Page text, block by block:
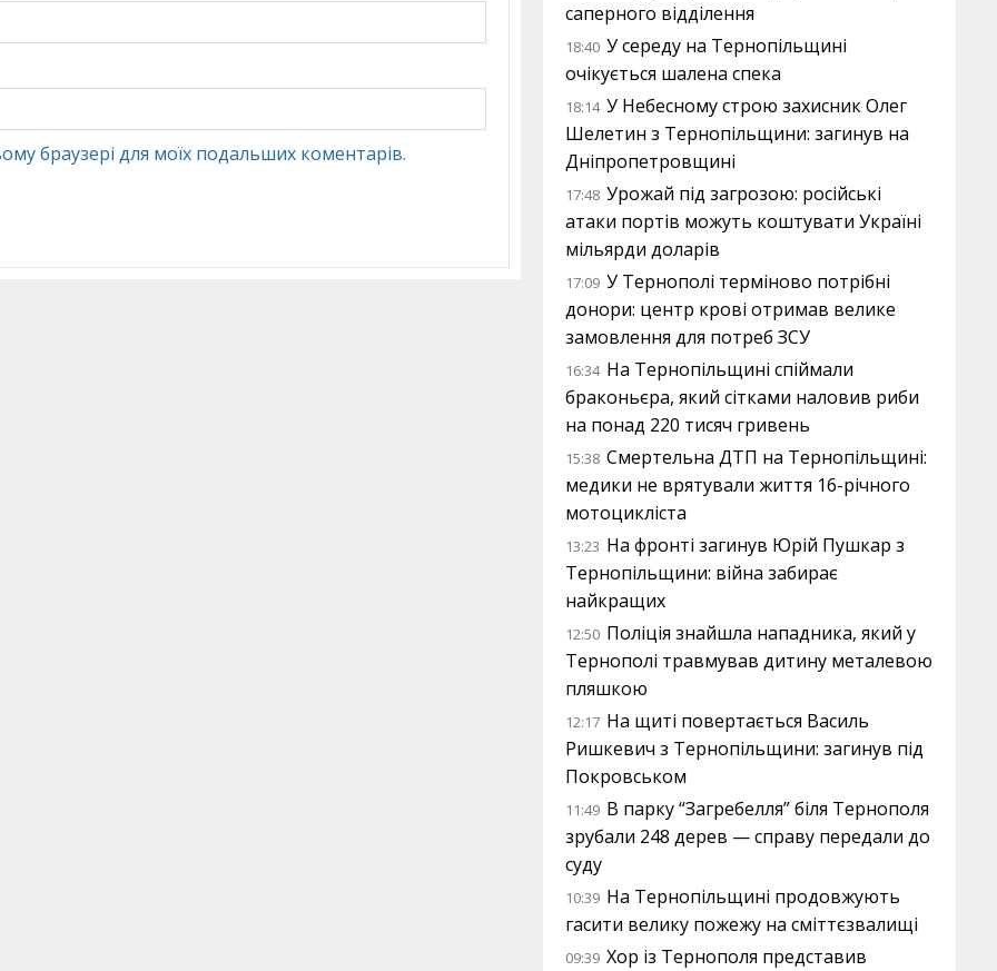
браузері для моїх подальших коментарів.
саперного відділення
18:40 У середу на Тернопільщині
очікується шалена спека
18:14 У Небесному строю захисник Олег
Шелетин з Тернопільщини: загинув на
Дніпропетровщині
17:48 Урожай під загрозою: російські
атаки портів можуть коштувати Україні
мільярди доларів
17:09 У Тернополі терміново потрібні
донори: центр крові отримав велике
замовлення для потреб ЗСУ
16:34 На Тернопільщині спіймали
браконьєра, який сітками наловив риби
на понад 220 тисяч гривень
15:38 Смертельна ДТП на Тернопільщині:
медики не врятували життя 16-річного
мотоцикліста
13:23 На фронті загинув Юрій Пушкар з
Тернопільщини: війна забирає
найкращих
12:50 Поліція знайшла нападника, який у
Тернополі травмував дитину металевою
пляшкою
12:17 На щиті повертається Василь
Ришкевич з Тернопільщини: загинув під
Покровськом
11:49 В парку “Загребелля” біля Тернополя
зрубали 248 дерев — справу передали до
суду
10:39 На Тернопільщині продовжують
гасити велику пожежу на сміттєзвалищі
09:39 Хор із Тернополя представив